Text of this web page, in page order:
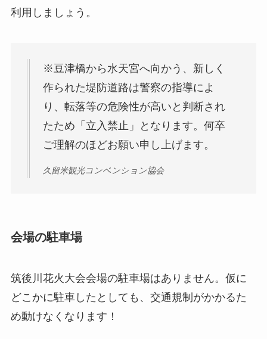
利用しましょう。
※豆津橋から水天宮へ向かう、新しく
作られた堤防道路は警察の指導によ
り、転落等の危険性が高いと判断され
たため「立入禁止」となります。何卒
ご理解のほどお願い申し上げます。
久留米観光コンベンション協会
会場の駐車場
筑後川花火大会会場の駐車場はありません。仮に
どこかに駐車したとしても、交通規制がかかるた
め動けなくなります！